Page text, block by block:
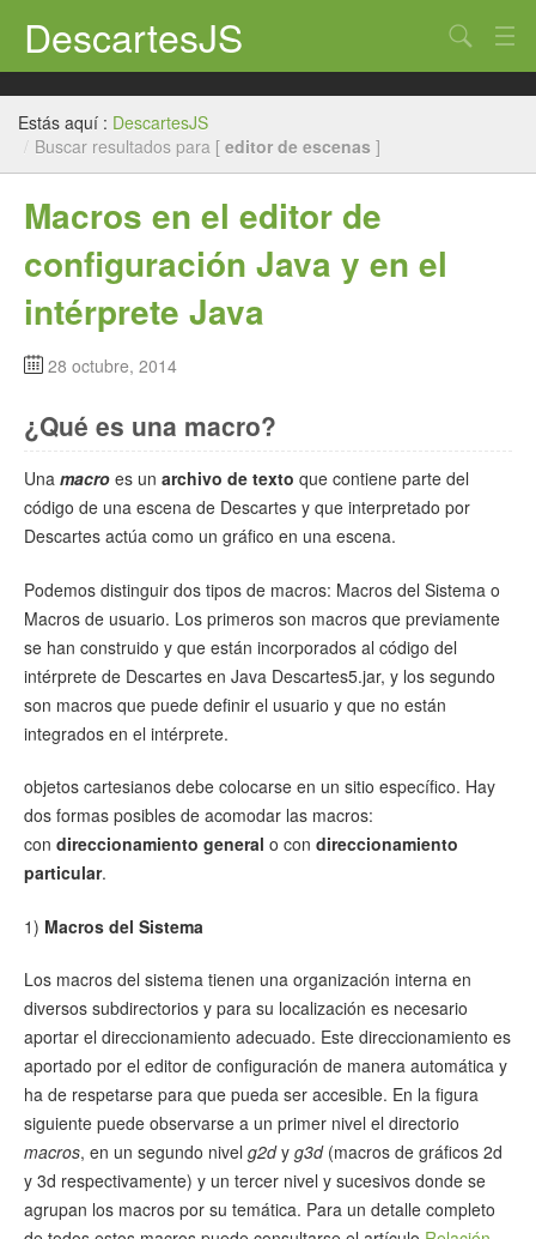
DescartesJS
Inicio
Descartes
Buscar
Estás aquí : DescartesJS
/ Buscar resultados para [ editor de escenas ]
Macros en el editor de
configuración Java y en el
intérprete Java
28 octubre, 2014
¿Qué es una macro?
Una macro es un archivo de texto que contiene parte del
código de una escena de Descartes y que interpretado por
Descartes actúa como un gráfico en una escena.
Podemos distinguir dos tipos de macros: Macros del Sistema o
Macros de usuario. Los primeros son macros que previamente
se han construido y que están incorporados al código del
intérprete de Descartes en Java Descartes5.jar, y los segundo
son macros que puede definir el usuario y que no están
integrados en el intérprete.
objetos cartesianos debe colocarse en un sitio específico. Hay
dos formas posibles de acomodar las macros:
con direccionamiento general o con direccionamiento
particular.
1) Macros del Sistema
Los macros del sistema tienen una organización interna en
diversos subdirectorios y para su localización es necesario
aportar el direccionamiento adecuado. Este direccionamiento es
aportado por el editor de configuración de manera automática y
ha de respetarse para que pueda ser accesible. En la figura
siguiente puede observarse a un primer nivel el directorio
macros, en un segundo nivel g2dy g3d(macros de gráficos 2d
y 3d respectivamente) y un tercer nivel y sucesivos donde se
agrupan los macros por su temática. Para un detalle completo